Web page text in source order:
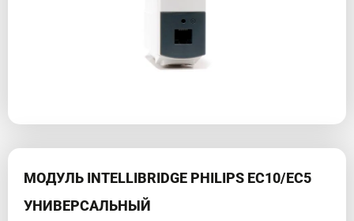
МОДУЛЬ INTELLIBRIDGE PHILIPS EC10/EC5
УНИВЕРСАЛЬНЫЙ